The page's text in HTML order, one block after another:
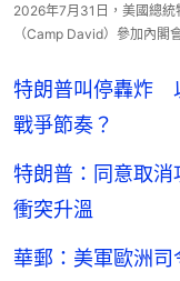
2026年7月31日，美國總
（Camp David）參加內閣
特朗普叫停轟炸
戰爭節奏？
特朗普：同意取
衝突升溫
華郵：美軍歐洲